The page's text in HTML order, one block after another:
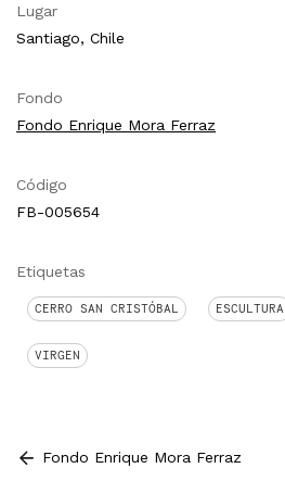
Lugar
Santiago, Chile
Fondo
Fondo Enrique Mora Ferraz
Código
FB-005654
Etiquetas
CERRO SAN CRISTÓBAL ESCULTURA
VIRGEN
Fondo Enrique Mora Ferraz